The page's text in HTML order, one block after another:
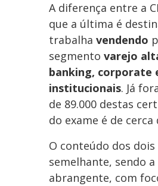
A diferença entre a
que a última é
trabalhavendendo
segmentovarejo
banking, corporate
institucionais. Já
de 89.000 destas
do exame é de cerca
O conteúdo dos
semelhante, sendo a
abrangente, com